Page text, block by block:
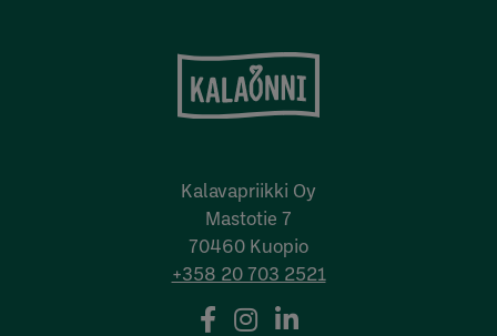
Kalavapriikki Oy
Mastotie 7
70460 Kuopio
+358 20 703 2521